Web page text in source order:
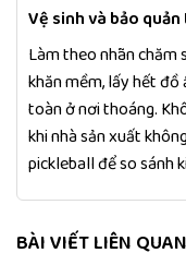
Vệ sinh và bảo quản
Làm theo nhãn chăm
khăn mềm, lấy hết
toàn ở nơi thoáng.
khi nhà sản xuất
pickleballđể so sánh
BÀI VIẾT LIÊN QUAN